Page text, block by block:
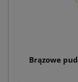
Brązowe